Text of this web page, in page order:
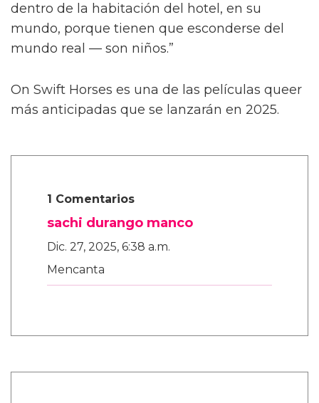
dentro de la habitación del hotel, en su
mundo, porque tienen que esconderse del
mundo real — son niños.”
On Swift Horses es una de las películas queer
más anticipadas que se lanzarán en 2025.
1 Comentarios
sachi durango manco
Dic. 27, 2025, 6:38 a.m.
Mencanta